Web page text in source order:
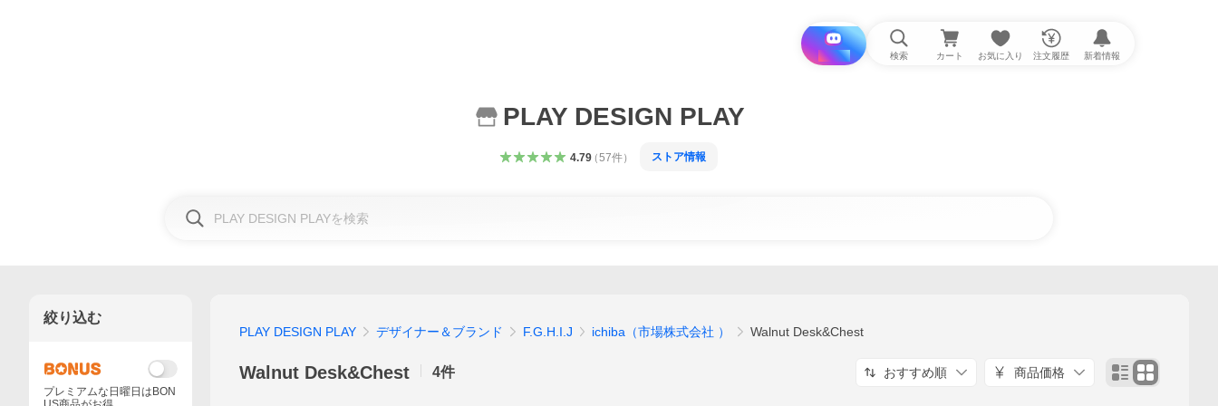
i と探す 検索 カート お気に入り 注文履歴 新着情報
PLAY DESIGN PLAY
4.79（57件） ストア情報
PLAY DESIGN PLAY デザイナー＆ブランド F.G.H.I.J ichiba（市場株式会社 ） Walnut Desk&Chest
Walnut Desk&Chest 4件 おすすめ順 商品価格
絞り込む
プレミアムな日曜日はBON